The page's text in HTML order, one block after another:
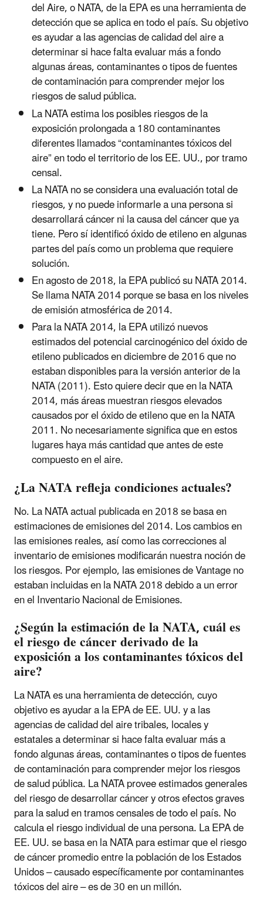
del Aire, o NATA, de la EPA es una herramienta de
detección que se aplica en todo el país. Su objetivo
es ayudar a las agencias de calidad del aire a
determinar si hace falta evaluar más a fondo
algunas áreas, contaminantes o tipos de fuentes
de contaminación para comprender mejor los
riesgos de salud pública.
La NATA estima los posibles riesgos de la
exposición prolongada a 180 contaminantes
diferentes llamados “contaminantes tóxicos del
aire” en todo el territorio de los EE. UU., por tramo
censal.
La NATA no se considera una evaluación total de
riesgos, y no puede informarle a una persona si
desarrollará cáncer ni la causa del cáncer que ya
tiene. Pero sí identificó óxido de etileno en algunas
partes del país como un problema que requiere
solución.
En agosto de 2018, la EPA publicó su NATA 2014.
Se llama NATA 2014 porque se basa en los niveles
de emisión atmosférica de 2014.
Para la NATA 2014, la EPA utilizó nuevos
estimados del potencial carcinogénico del óxido de
etileno publicados en diciembre de 2016 que no
estaban disponibles para la versión anterior de la
NATA (2011). Esto quiere decir que en la NATA
2014, más áreas muestran riesgos elevados
causados por el óxido de etileno que en la NATA
2011. No necesariamente significa que en estos
lugares haya más cantidad que antes de este
compuesto en el aire.
¿La NATA refleja condiciones actuales?
No. La NATA actual publicada en 2018 se basa en
estimaciones de emisiones del 2014. Los cambios en
las emisiones reales, así como las correcciones al
inventario de emisiones modificarán nuestra noción de
los riesgos. Por ejemplo, las emisiones de Vantage no
estaban incluidas en la NATA 2018 debido a un error
en el Inventario Nacional de Emisiones.
¿Según la estimación de la NATA, cuál es
el riesgo de cáncer derivado de la
exposición a los contaminantes tóxicos del
aire?
La NATA es una herramienta de detección, cuyo
objetivo es ayudar a la EPA de EE. UU. y a las
agencias de calidad del aire tribales, locales y
estatales a determinar si hace falta evaluar más a
fondo algunas áreas, contaminantes o tipos de fuentes
de contaminación para comprender mejor los riesgos
de salud pública. La NATA provee estimados generales
del riesgo de desarrollar cáncer y otros efectos graves
para la salud en tramos censales de todo el país. No
calcula el riesgo individual de una persona. La EPA de
EE. UU. se basa en la NATA para estimar que el riesgo
de cáncer promedio entre la población de los Estados
Unidos – causado específicamente por contaminantes
tóxicos del aire – es de 30 en un millón.